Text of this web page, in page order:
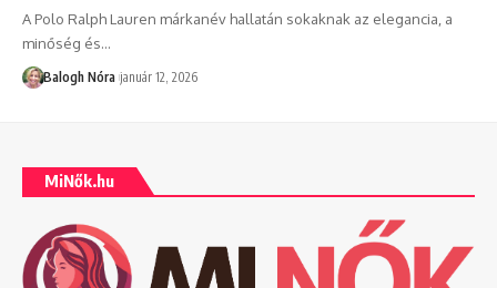
A Polo Ralph Lauren márkanév hallatán sokaknak az elegancia, a
minőség és…
Balogh Nóra január 12, 2026
MiNők.hu